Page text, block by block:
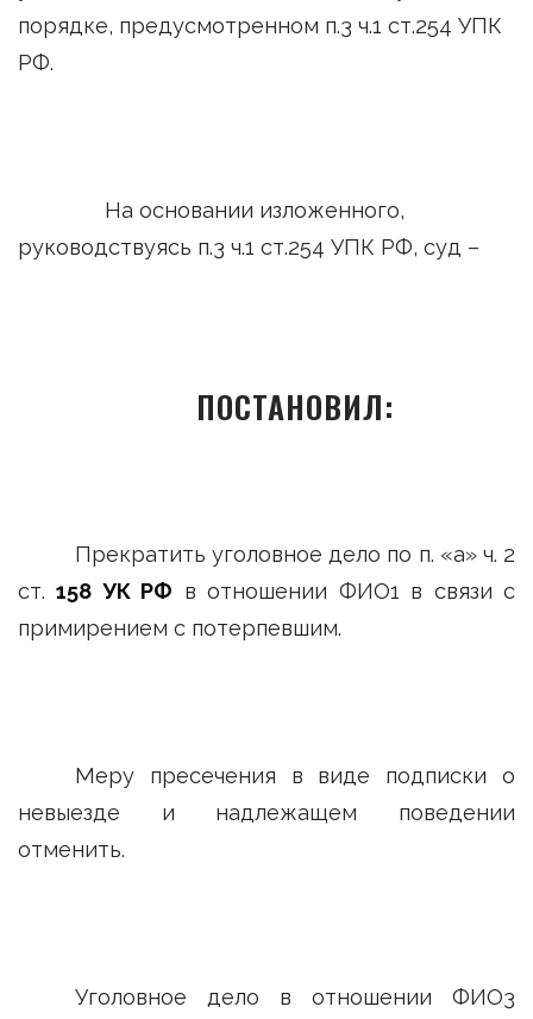
порядке, предусмотренном п.3 ч.1 ст.254 УПК
РФ.
На основании изложенного,
руководствуясь п.3 ч.1 ст.254 УПК РФ, суд –
ПОСТАНОВИЛ:
Прекратить уголовное дело по п. «а» ч. 2
ст.158 УК РФ в отношении ФИО1 в связи с
примирением с потерпевшим.
Меру пресечения в виде подписки о
невыезде и надлежащем поведении
отменить.
Уголовное дело в отношении ФИО3